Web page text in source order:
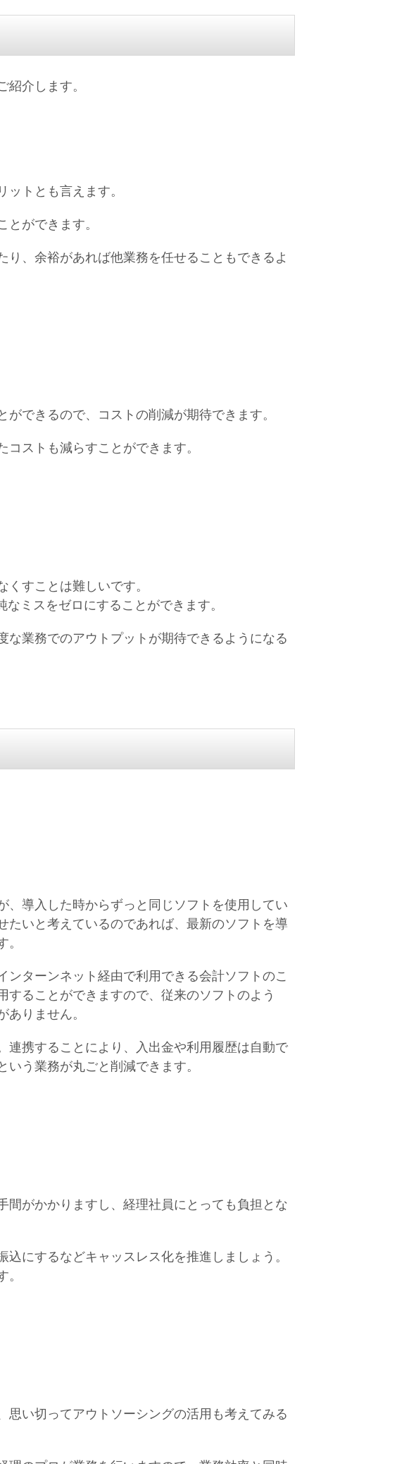
介します。
トとも言えます。
ができます。
、余裕があれば他業務を任せることもできるよ
できるので、コストの削減が期待できます。
ストも減らすことができます。
すことは難しいです。
ミスをゼロにすることができます。
な業務でのアウトプットが期待できるようになる
導入した時からずっと同じソフトを使用してい
たいと考えているのであれば、最新のソフトを導
ターンネット経由で利用できる会計ソフトのこ
ることができますので、従来のソフトのよう
りません。
連携することにより、入出金や利用履歴は自動で
う業務が丸ごと削減できます。
がかかりますし、経理社員にとっても負担とな
にするなどキャッスレス化を推進しましょう。
い切ってアウトソーシングの活用も考えてみる